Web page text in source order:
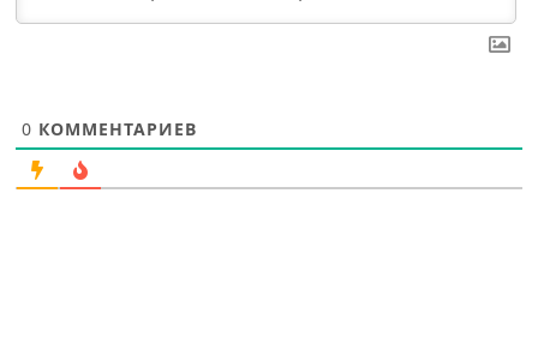
0 КОММЕНТАРИЕВ